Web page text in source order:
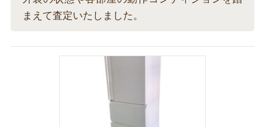
まえて査定いたしました。